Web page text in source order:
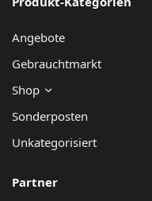
Angebote
Gebrauchtmarkt
Shop
Sonderposten
Unkategorisiert
Partner